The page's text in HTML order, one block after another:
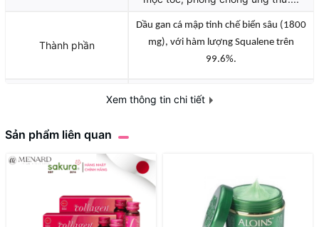
Thành phần
Dầu gan cá mập tinh chế biển sâu (1800
mg), với hàm lượng Squalene trên
99.6%.
Xem thông tin chi tiết
Sản phẩm liên quan